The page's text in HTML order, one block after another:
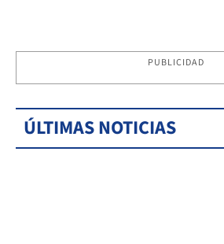
PUBLICIDAD
ÚLTIMAS NOTICIAS